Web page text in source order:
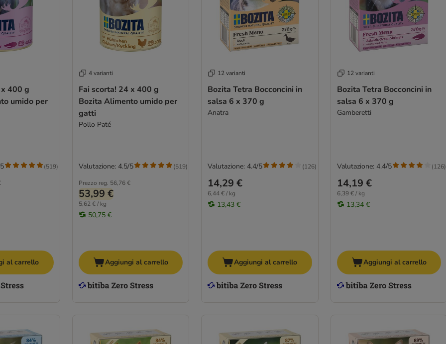
400 g
umido per
(519)
al carrello
4 varianti
Fai scorta! 24 x 400 g
Bozita Alimento umido per
gatti
Pollo Paté
Prezzo reg. 56,76 €
53,99 €
5,62 € / kg
50,75 €
Valutazione: 4.5/5 (519)
Aggiungi al carrello
12 varianti
Bozita Tetra Bocconcini in
salsa 6 x 370 g
Anatra
14,29 €
6,44 € / kg
13,43 €
Valutazione: 4.4/5 (126)
Aggiungi al carrello
12 varianti
Bozita Tetra Bocconcini in
salsa 6 x 370 g
Gamberetti
14,19 €
6,39 € / kg
13,34 €
Valutazione: 4.4/5 (126)
Aggiungi al carrello